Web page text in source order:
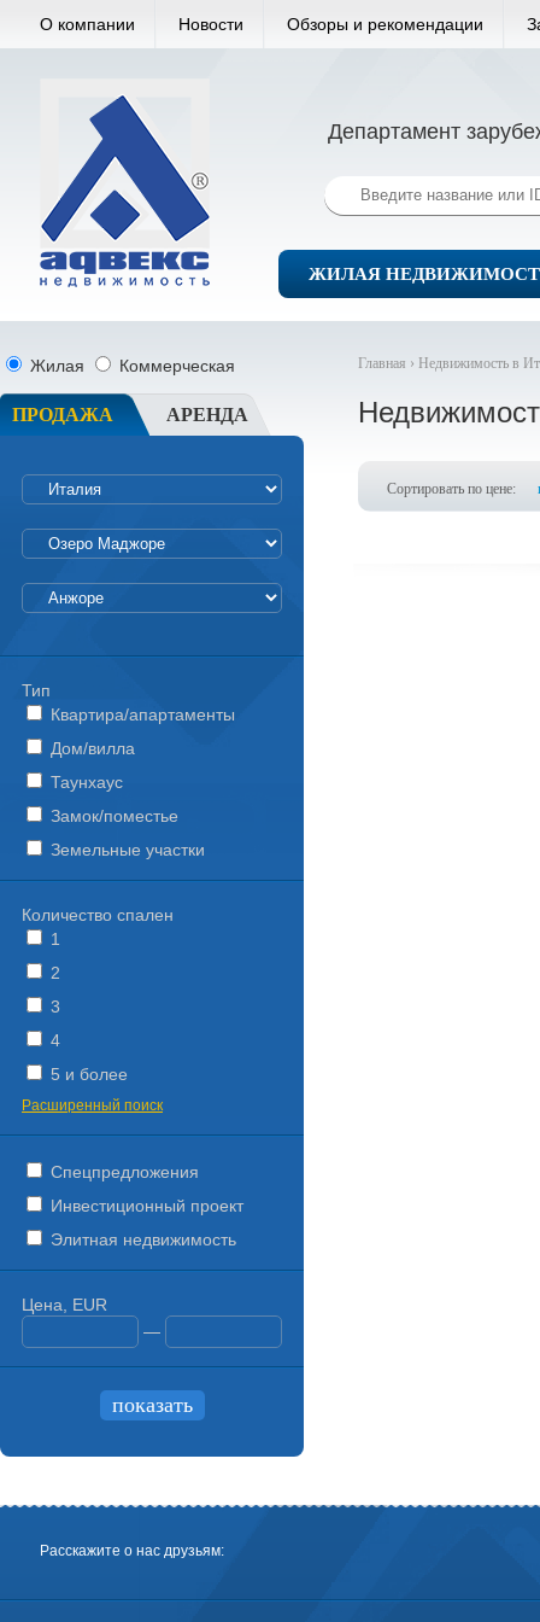
О компании Новости Обзоры и рекомендации
Департамент
ЖИЛАЯ
Главная › Недвижимость в
Сортировать по цене:
Жилая Коммерческая
ПРОДАЖА АРЕНДА
Тип
Квартира/апартаменты
Дом/вилла
Таунхаус
Замок/поместье
Земельные участки
Количество спален
1
2
3
4
5 и более
Расширенный поиск
Спецпредложения
Инвестиционный проект
Элитная недвижимость
Цена, EUR
—
Расскажите о нас друзьям: